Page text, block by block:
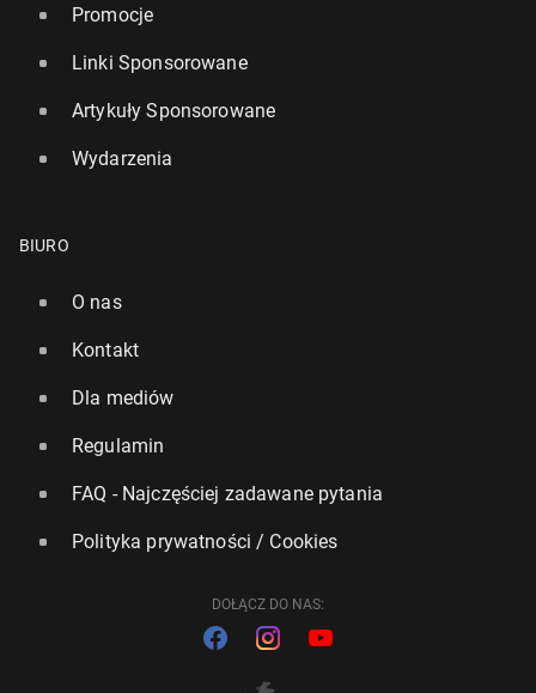
Promocje
Linki Sponsorowane
Artykuły Sponsorowane
Wydarzenia
BIURO
O nas
Kontakt
Dla mediów
Regulamin
FAQ - Najczęściej zadawane pytania
Polityka prywatności / Cookies
DOŁĄCZ DO NAS: